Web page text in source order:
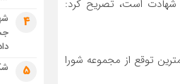
شهادت است، تصریح کرد:
توقع از مجموعه شورا
4
5